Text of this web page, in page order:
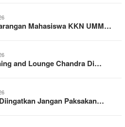
Mahasiswa KKN UMM…
and Lounge Chandra Di…
Jangan Paksakan…